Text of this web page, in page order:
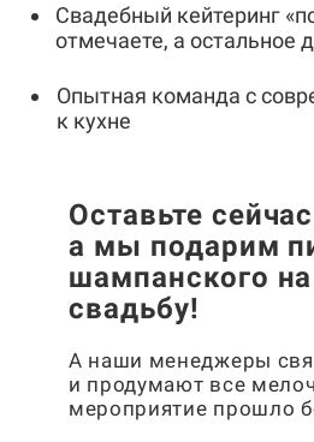
Свадебный кейтеринг
отмечаете, а остальное
Опытная команда с
к кухне
Оставьте
а мы подарим
шампанского
свадьбу!
А наши менеджеры
и продумают все
мероприятие прошло